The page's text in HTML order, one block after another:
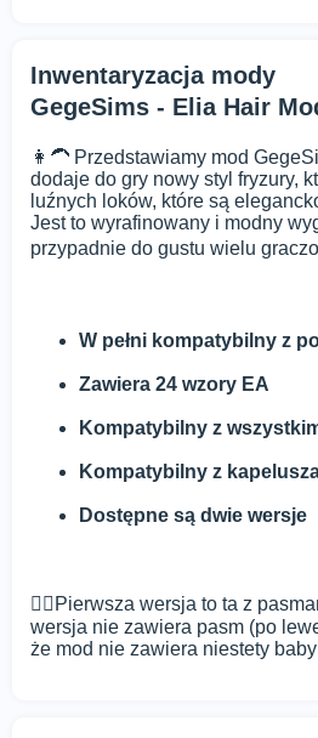
Inwentaryzacja mody
GegeSims - Elia Hair
👩‍🦱 Przedstawiamy mod
dodaje do gry nowy styl fryzury,
luźnych loków, które są
Jest to wyrafinowany i modny
przypadnie do gustu wielu
W pełni kompatybilny z
Zawiera 24 wzory EA
Kompatybilny z
Kompatybilny z
Dostępne są dwie wersje
💇‍♀️Pierwsza wersja to ta z
wersja nie zawiera pasm (po
że mod nie zawiera niestety